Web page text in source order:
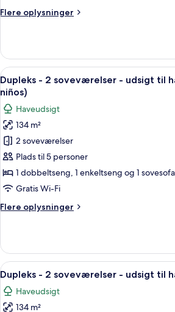
til
adultos
y
1
niño)
Flere oplysninger
Flere
-
soveværelser
-
udsigt
til
have
(3
adultos
y
niño)
Indlæs
alle
billeder
af
Dupleks
-
2
soveværelser
-
til
adultos
y
2
niños)
25
Dupleks - 2 soveværelser - udsigt til
niños)
Haveudsigt
134 m²
2 soveværelser
Plads til 5 personer
1 dobbeltseng, 1 enkeltseng og 1
Gratis Wi-Fi
Flere oplysninger
Flere
-
soveværelser
udsigt
til
Indlæs
alle
billeder
25
Dupleks - 2 soveværelser - udsigt til
Haveudsigt
134 m²